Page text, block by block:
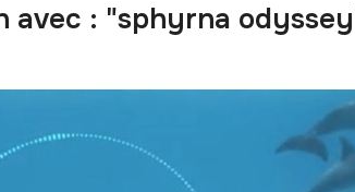
avec : "sphyrna